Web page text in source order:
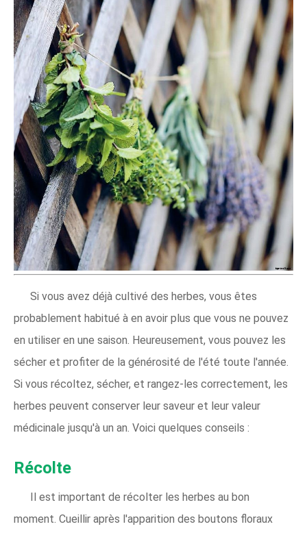
Si vous avez déjà cultivé des herbes, vous êtes
probablement habitué à en avoir plus que vous ne pouvez
en utiliser en une saison. Heureusement, vous pouvez les
sécher et profiter de la générosité de l'été toute l'année.
Si vous récoltez, sécher, et rangez-les correctement, les
herbes peuvent conserver leur saveur et leur valeur
médicinale jusqu'à un an. Voici quelques conseils :
Récolte
Il est important de récolter les herbes au bon
moment. Cueillir après l'apparition des boutons floraux